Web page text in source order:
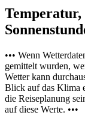
Temperatur,
••• Wenn
gemittelt wurden,
Wetter kann
Blick auf das Klima
die Reiseplanung
auf diese Werte. •••